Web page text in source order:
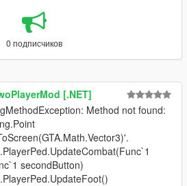
0 подписчиков
[.NET]
Method not found:
secondButton)